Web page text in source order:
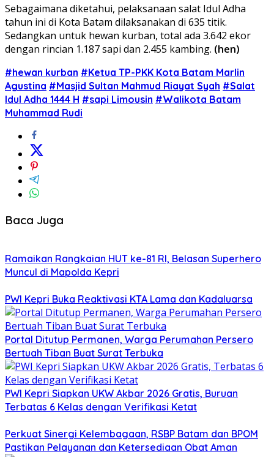
Sebagaimana diketahui, pelaksanaan salat Idul Adha
tahun ini di Kota Batam dilaksanakan di 635 titik.
Sedangkan untuk hewan kurban, total ada 3.642 ekor
dengan rincian 1.187 sapi dan 2.455 kambing. (hen)
#hewan kurban #Ketua TP-PKK Kota Batam Marlin
Agustina #Masjid Sultan Mahmud Riayat Syah #Salat
Idul Adha 1444 H #sapi Limousin #Walikota Batam
Muhammad Rudi
Baca Juga
Ramaikan Rangkaian HUT ke-81 RI, Belasan Superhero
Muncul di Mapolda Kepri
PWI Kepri Buka Reaktivasi KTA Lama dan Kadaluarsa
Portal Ditutup Permanen, Warga Perumahan Persero
Bertuah Tiban Buat Surat Terbuka
PWI Kepri Siapkan UKW Akbar 2026 Gratis, Buruan
Terbatas 6 Kelas dengan Verifikasi Ketat
Perkuat Sinergi Kelembagaan, RSBP Batam dan BPOM
Pastikan Pelayanan dan Ketersediaan Obat Aman